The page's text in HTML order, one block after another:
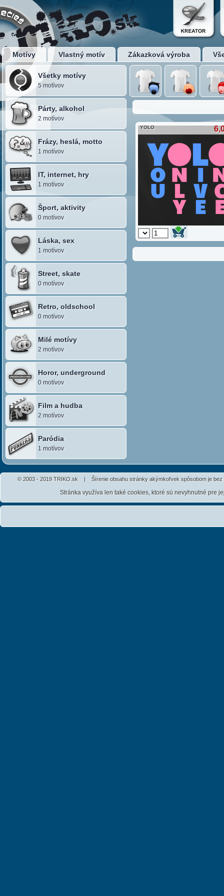
Motívy Vlastný motív Zákazková výroba
Všetky motívy
5 motívov
Párty, alkohol
2 motívov
Frázy, heslá, motto
1 motívov
IT, internet, hry
1 motívov
Šport, aktivity
0 motívov
Láska, sex
1 motívov
Street, skate
0 motívov
Retro, oldschool
0 motívov
Milé motívy
2 motívov
Horor, underground
0 motívov
Film a hudba
2 motívov
Paródia
1 motívov
YOLO
© 2003 - 2019 TRIKO.sk | Šírenie obsahu stránky akýmkoľvek spôsobom je
Stránka využíva len také cookies, ktoré sú nevyhnutné pre